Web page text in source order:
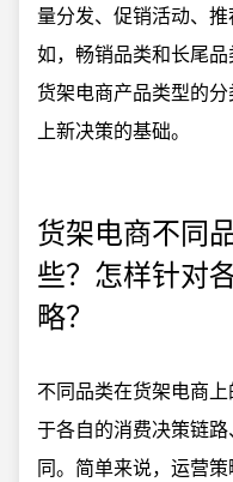
量分发、促销活动、
如，畅销品类和长尾
货架电商产品类型的
上新决策的基础。
货架电商不同
些？怎样针对
略？
不同品类在货架电商
于各自的消费决策链
同。简单来说，运营